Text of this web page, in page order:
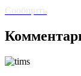
Сообщить